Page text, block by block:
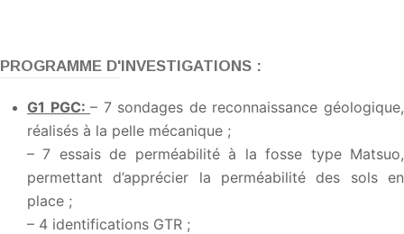
PROGRAMME D'INVESTIGATIONS :
G1 PGC:– 7 sondages de reconnaissance géologique,
réalisés à la pelle mécanique ;
– 7 essais de perméabilité à la fosse type Matsuo,
permettant d’apprécier la perméabilité des sols en
place ;
– 4 identifications GTR ;